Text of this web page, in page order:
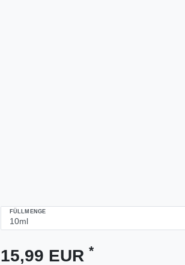
FÜLLMENGE
15,99 EUR *